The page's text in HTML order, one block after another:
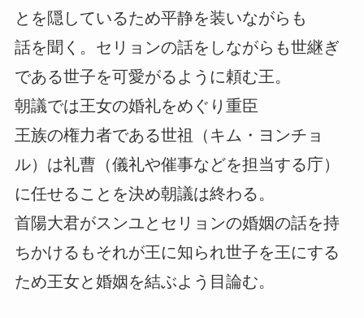
とを隠しているため平静を装いながらも
話を聞く。セリョンの話をしながらも世継ぎ
である世子を可愛がるように頼む王。
朝議では王女の婚礼をめぐり重臣
王族の権力者である世祖（キム・ヨンチョ
ル）は礼曹（儀礼や催事などを担当する庁）
に任せることを決め朝議は終わる。
首陽大君がスンユとセリョンの婚姻の話を持
ちかけるもそれが王に知られ世子を王にする
ため王女と婚姻を結ぶよう目論む。